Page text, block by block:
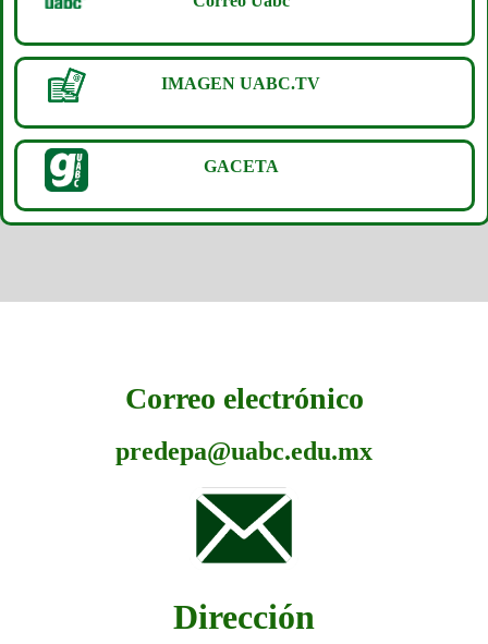
IMAGEN UABC.TV
GACETA
Correo electrónico
predepa@uabc.edu.mx
Dirección